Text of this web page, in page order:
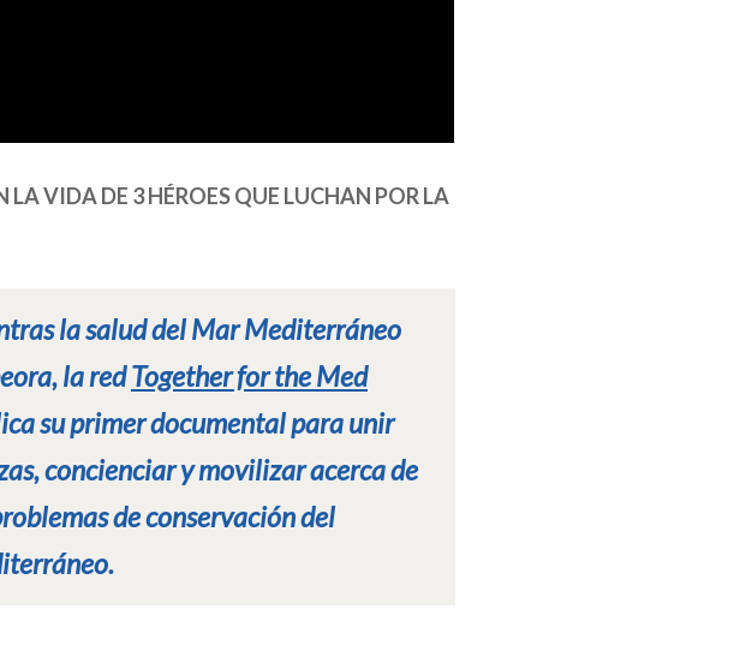
LA VIDADE 3 HÉROES QUE LUCHAN POR LA
la salud del Mar Mediterráneo
la redTogether for the Med
su primer documental para unir
concienciar y movilizar acerca de
de conservación del